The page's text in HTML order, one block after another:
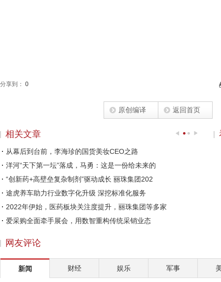
分享到： 0
原创编译 返回首页
相关文章
从幕后到台前，李海珍的国货美妆CEO之路
洋河“天下第一坛”落成，马勇：这是一份给未来的
“创新药+高壁垒复杂制剂”驱动成长 丽珠集团202
途虎养车助力行业数字化升级 深挖标准化服务
2022年伊始，医药板块关注度提升，丽珠集团等多家
爱采购全面牵手展会，用数智重构传统采销业态
30天连开5新店，鱼你Yo!Solo酸菜鱼两年门店预计突破
皇氏集团考察巴国奶水牛产业 致力于破解“卡脖子
精致外观 出色配置 体验一汽丰田凌放
网友评论
新闻 财经 娱乐 军事